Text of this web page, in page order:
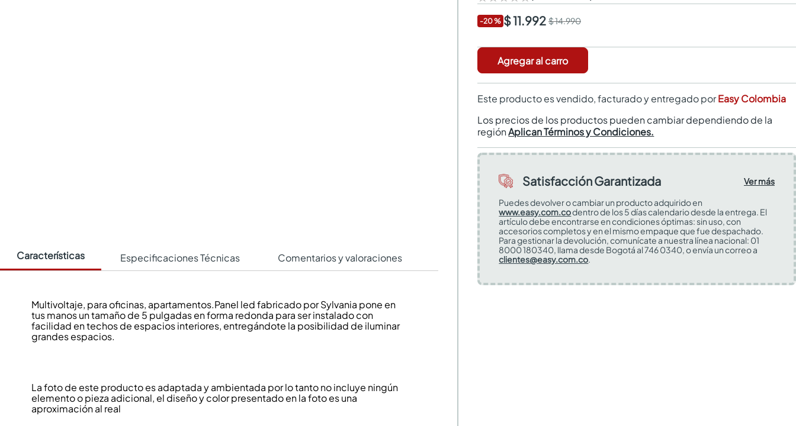
Características Especificaciones Técnicas Comentarios y valoraciones
Multivoltaje, para oficinas, apartamentos.Panel led fabricado por Sylvania pone en
tus manos un tamaño de 5 pulgadas en forma redonda para ser instalado con
facilidad en techos de espacios interiores, entregándote la posibilidad de iluminar
grandes espacios.
La foto de este producto es adaptada y ambientada por lo tanto no incluye ningún
elemento o pieza adicional, el diseño y color presentado en la foto es una
aproximación al real
-20% $ 11.992 $ 14.990
Agregar al carro
Este producto es vendido, facturado y entregado porEasy Colombia
Los precios de los productos pueden cambiar dependiendo de la
regiónAplican Términos y Condiciones.
Satisfacción Garantizada
Ver más
Puedes devolver o cambiar un producto adquirido en
www.easy.com.codentro de los 5 días calendario desde la entrega. El
artículo debe encontrarse en condiciones óptimas: sin uso, con
accesorios completos y en el mismo empaque que fue despachado.
Para gestionar la devolución, comunícate a nuestra línea nacional: 01
8000 180340, llama desde Bogotá al 746 0340, o envía un correo a
clientes@easy.com.co.